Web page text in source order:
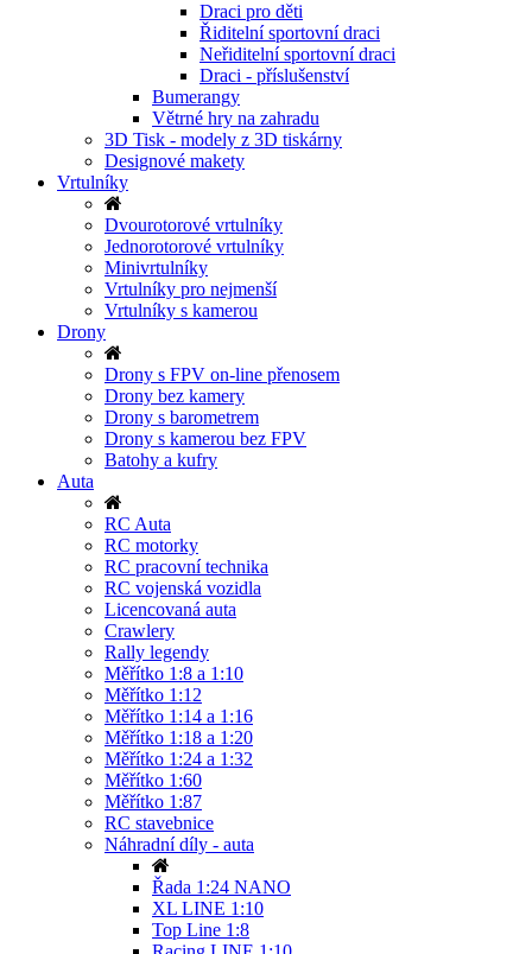
Draci pro děti
Řiditelní sportovní draci
Neřiditelní sportovní draci
Draci - příslušenství
Bumerangy
Větrné hry na zahradu
3D Tisk - modely z 3D tiskárny
Designové makety
Vrtulníky
Dvourotorové vrtulníky
Jednorotorové vrtulníky
Minivrtulníky
Vrtulníky pro nejmenší
Vrtulníky s kamerou
Drony
Drony s FPV on-line přenosem
Drony bez kamery
Drony s barometrem
Drony s kamerou bez FPV
Batohy a kufry
Auta
RC Auta
RC motorky
RC pracovní technika
RC vojenská vozidla
Licencovaná auta
Crawlery
Rally legendy
Měřítko 1:8 a 1:10
Měřítko 1:12
Měřítko 1:14 a 1:16
Měřítko 1:18 a 1:20
Měřítko 1:24 a 1:32
Měřítko 1:60
Měřítko 1:87
RC stavebnice
Náhradní díly - auta
Řada 1:24 NANO
XL LINE 1:10
Top Line 1:8